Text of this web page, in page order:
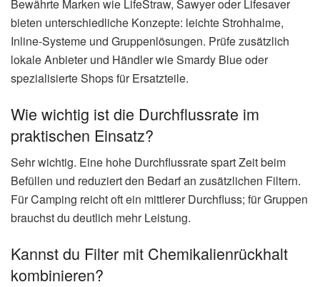
Bewährte Marken wie LifeStraw, Sawyer oder Lifesaver
bieten unterschiedliche Konzepte: leichte Strohhalme,
Inline-Systeme und Gruppenlösungen. Prüfe zusätzlich
lokale Anbieter und Händler wie Smardy Blue oder
spezialisierte Shops für Ersatzteile.
Wie wichtig ist die Durchflussrate im
praktischen Einsatz?
Sehr wichtig. Eine hohe Durchflussrate spart Zeit beim
Befüllen und reduziert den Bedarf an zusätzlichen Filtern.
Für Camping reicht oft ein mittlerer Durchfluss; für Gruppen
brauchst du deutlich mehr Leistung.
Kannst du Filter mit Chemikalienrückhalt
kombinieren?